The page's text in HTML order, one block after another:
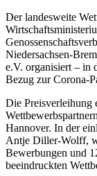
Der landesweite
Niedersachsen-
e.V. organisiert – in
Bezug zur Corona-
Die Preisverleihung
Hannover. In der
Antje Diller-Wolff,
Bewerbungen und
beeindruckten